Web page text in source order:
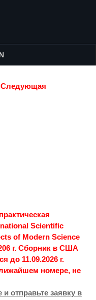
Следующая
Scientific
of Modern Science
г. Сборник в США
до 11.09.2026 г.
номере, не
и отправьте заявку в